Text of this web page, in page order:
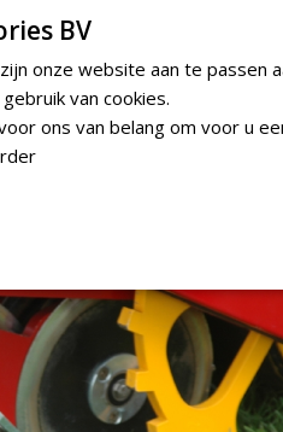
wordt gebruikt. Van den Boom
zijn RPR Engels raaigras. Het
maar meerdere.
BV
onze website aan te passen
van cookies.
ons van belang om voor u